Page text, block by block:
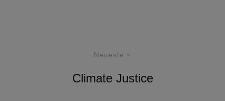
Neueste
Climate Justice